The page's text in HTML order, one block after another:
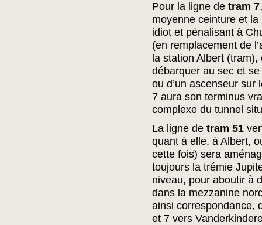
Pour la ligne de tram 7
moyenne ceinture et
idiot et pénalisant à
(en remplacement de
la station Albert
débarquer au sec et se
ou d’un ascenseur sur
7 aura son terminus
complexe du tunnel
La ligne de tram 51
quant à elle, à Albert,
cette fois) sera
toujours la trémie
niveau, pour aboutir à
dans la mezzanine
ainsi correspondance,
et 7 vers